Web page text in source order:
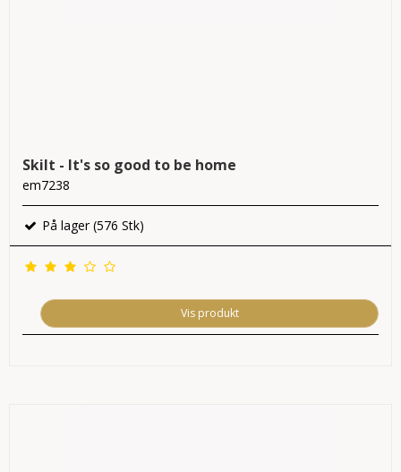
Skilt - It's so good to be home
em7238
På lager (576 Stk)
Vis produkt